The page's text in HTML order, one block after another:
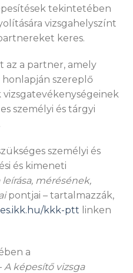
tekintetében
vizsgahelyszínt
keres.
az a partner, amely
honlapján szereplő
vizsgatevékenységeinek
személyi és tárgyi
személyi és
és kimeneti
leírása, mérésének,
pontjai – tartalmazzák,
kkk-ptt linken
a
A képesítő vizsga